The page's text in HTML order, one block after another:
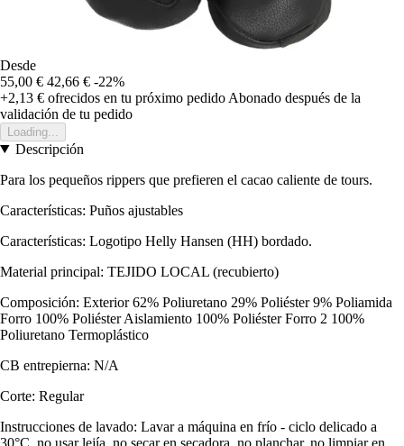
Desde
55,00 € 42,66 € -22%
+2,13 € ofrecidos en tu próximo pedido Abonado después de la
validación de tu pedido
Loading...
Descripción
Para los pequeños rippers que prefieren el cacao caliente de tours.
Características: Puños ajustables
Características: Logotipo Helly Hansen (HH) bordado.
Material principal: TEJIDO LOCAL (recubierto)
Composición: Exterior 62% Poliuretano 29% Poliéster 9% Poliamida
Forro 100% Poliéster Aislamiento 100% Poliéster Forro 2 100%
Poliuretano Termoplástico
CB entrepierna: N/A
Corte: Regular
Instrucciones de lavado: Lavar a máquina en frío - ciclo delicado a
30°C, no usar lejía, no secar en secadora, no planchar, no limpiar en